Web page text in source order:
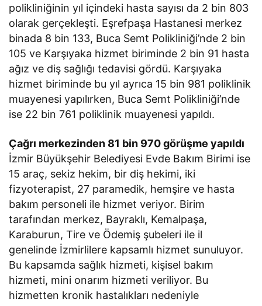
polikliniğinin yıl içindeki hasta sayısı da 2 bin 803
olarak gerçekleşti. Eşrefpaşa Hastanesi merkez
binada 8 bin 133, Buca Semt Polikliniği’nde 2 bin
105 ve Karşıyaka hizmet biriminde 2 bin 91 hasta
ağız ve diş sağlığı tedavisi gördü. Karşıyaka
hizmet biriminde bu yıl ayrıca 15 bin 981 poliklinik
muayenesi yapılırken, Buca Semt Polikliniği’nde
ise 22 bin 761 poliklinik muayenesi yapıldı.
Çağrı merkezinden 81 bin 970 görüşme yapıldı
İzmir Büyükşehir Belediyesi Evde Bakım Birimi ise
15 araç, sekiz hekim, bir diş hekimi, iki
fizyoterapist, 27 paramedik, hemşire ve hasta
bakım personeli ile hizmet veriyor. Birim
tarafından merkez, Bayraklı, Kemalpaşa,
Karaburun, Tire ve Ödemiş şubeleri ile il
genelinde İzmirlilere kapsamlı hizmet sunuluyor.
Bu kapsamda sağlık hizmeti, kişisel bakım
hizmeti, mini onarım hizmeti veriliyor. Bu
hizmetten kronik hastalıkları nedeniyle